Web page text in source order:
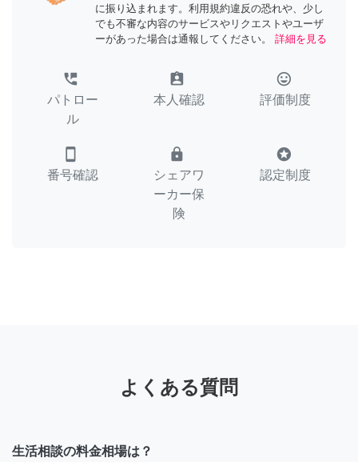
に振り込まれます。利用規約違反の恐れや、少し
でも不審な内容のサービスやリクエストやユーザ
ーがあった場合は通報してください。
詳細を見る
perm_phone_msg
パトロー
ル
assignment_ind
本人確認
tag_faces
評価制度
smartphone
番号確認
lock
シェアワ
ーカー保
険
stars
認定制度
よくある質問
生活相談の料金相場は？